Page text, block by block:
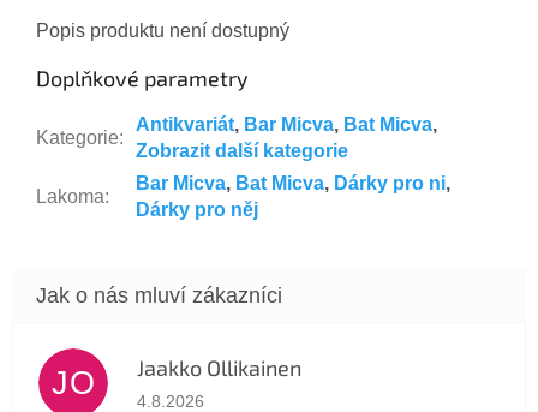
Popis produktu není dostupný
Doplňkové parametry
Kategorie:
Antikvariát, Bar Micva, Bat Micva,
Zobrazit další kategorie
Lakoma:
Bar Micva, Bat Micva, Dárky pro ni,
Dárky pro něj
JO Jaakko Ollikainen
Hodnocení obchodu je 5 z 5 hvězdiček.
4.8.2026